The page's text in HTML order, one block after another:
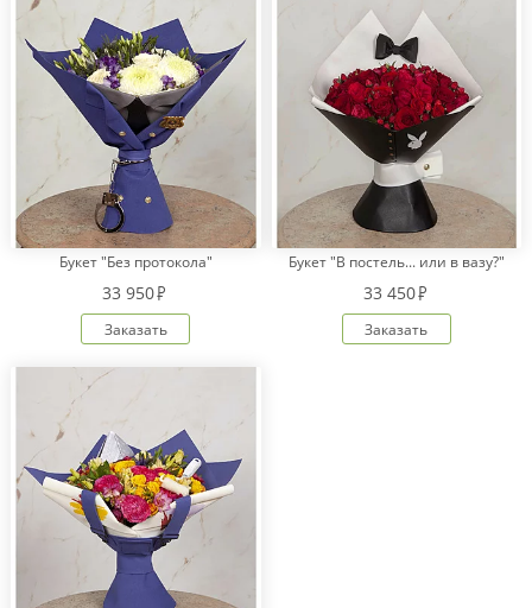
Букет "Без протокола"
33 950
Заказать
Букет "В постель... или в вазу?"
33 450
Заказать